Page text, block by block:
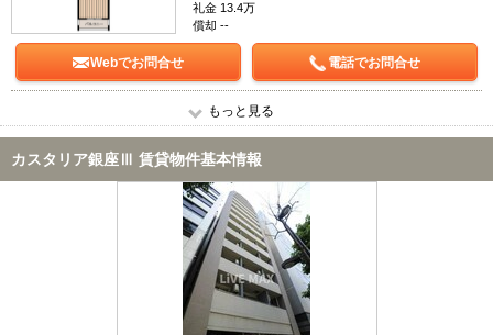
礼金 13.4万
償却 --
Webでお問合せ 電話でお問合せ
もっと見る
カスタリア銀座Ⅲ 賃貸物件基本情報